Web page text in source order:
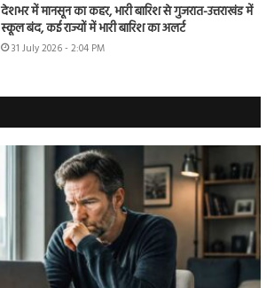
देशभर में मानसून का कहर, भारी बारिश से गुजरात-उत्तराखंड में
स्कूल बंद, कई राज्यों में भारी बारिश का अलर्ट
31 July 2026 - 2:04 PM